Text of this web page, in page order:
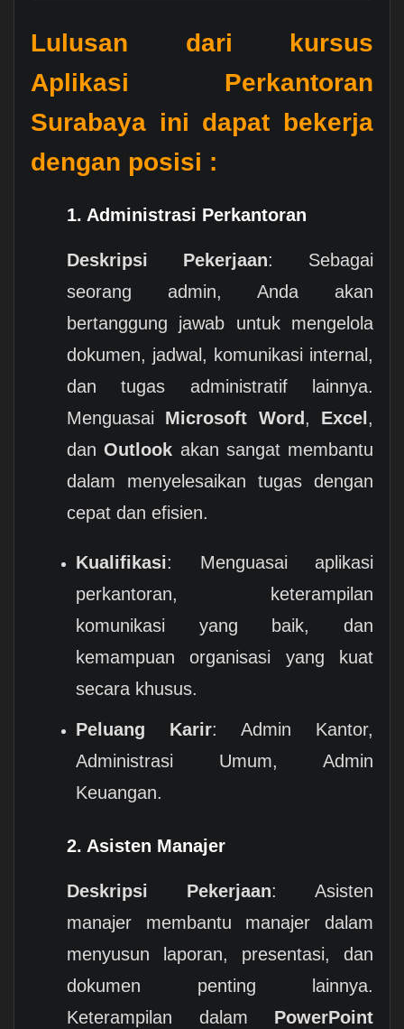
Lulusan dari kursus
Aplikasi Perkantoran
Surabaya ini dapat bekerja
dengan posisi :
1. Administrasi Perkantoran
Deskripsi Pekerjaan: Sebagai
seorang admin, Anda akan
bertanggung jawab untuk mengelola
dokumen, jadwal, komunikasi internal,
dan tugas administratif lainnya.
Menguasai Microsoft Word , Excel ,
danOutlook akan sangat membantu
dalam menyelesaikan tugas dengan
cepat dan efisien.
Kualifikasi: Menguasai aplikasi
perkantoran, keterampilan
komunikasi yang baik, dan
kemampuan organisasi yang kuat
secara khusus.
Peluang Karir: Admin Kantor,
Administrasi Umum, Admin
Keuangan.
2. Asisten Manajer
Deskripsi Pekerjaan: Asisten
manajer membantu manajer dalam
menyusun laporan, presentasi, dan
dokumen penting lainnya.
Keterampilan dalam PowerPoint